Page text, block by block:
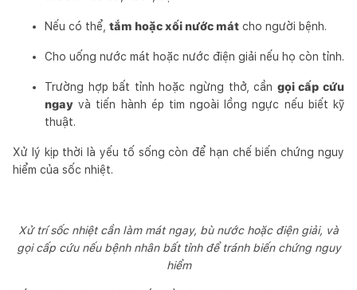
Nếu có thể, tắm hoặc xối nước mát cho người bệnh.
Cho uống nước mát hoặc nước điện giải nếu họ còn tỉnh.
Trường hợp bất tỉnh hoặc ngừng thở, cần gọi cấp cứu
ngay và tiến hành ép tim ngoài lồng ngực nếu biết kỹ
thuật.
Xử lý kịp thời là yếu tố sống còn để hạn chế biến chứng nguy
hiểm của sốc nhiệt.
Xử trí sốc nhiệt cần làm mát ngay, bù nước hoặc điện giải, và
gọi cấp cứu nếu bệnh nhân bất tỉnh để tránh biến chứng nguy
hiểm